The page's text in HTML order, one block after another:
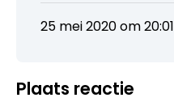
25 mei 2020 om 20:01
Plaats reactie